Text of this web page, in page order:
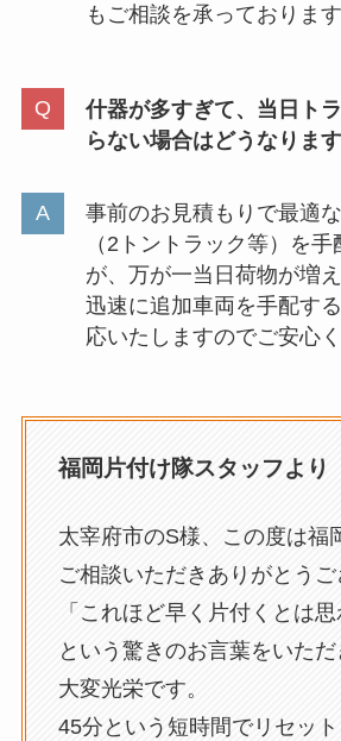
もご相談を承っております
什器が多すぎて、当日ト
らない場合はどうなりま
事前のお見積もりで最適
（2トントラック等）を
が、万が一当日荷物が増
迅速に追加車両を手配す
応いたしますのでご安心く
福岡片付け隊スタッフより
太宰府市のS様、この度は福
ご相談いただきありがとうご
「これほど早く片付くとは思
という驚きのお言葉をいた
大変光栄です。
45分という短時間でリセッ